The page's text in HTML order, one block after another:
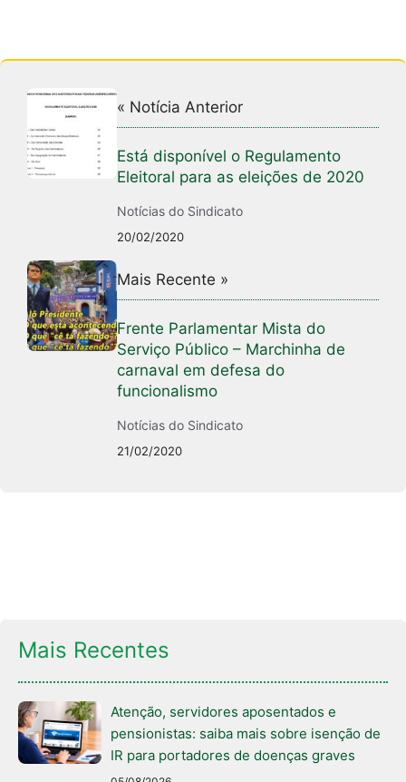
« Notícia Anterior
Está disponível o Regulamento
Eleitoral para as eleições de 2020
Notícias do Sindicato
20/02/2020
Mais Recente »
Frente Parlamentar Mista do
Serviço Público – Marchinha de
carnaval em defesa do
funcionalismo
Notícias do Sindicato
21/02/2020
Mais Recentes
Atenção, servidores aposentados e
pensionistas: saiba mais sobre isenção de
IR para portadores de doenças graves